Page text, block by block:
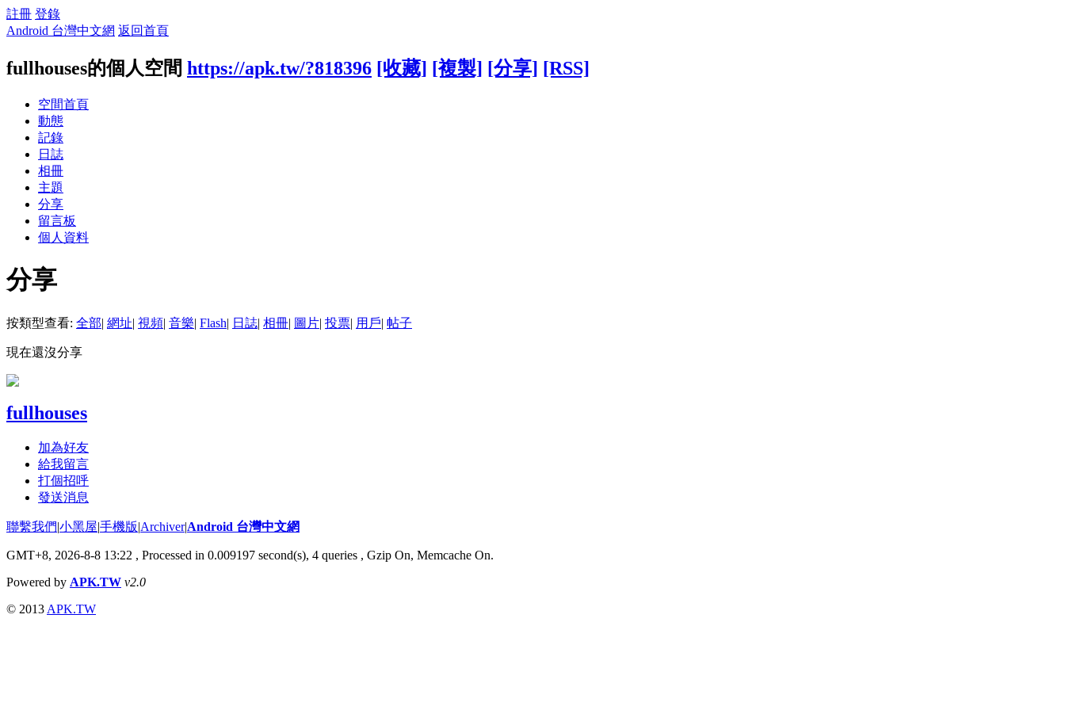
註冊 登錄
Android 台灣中文網 返回首頁
fullhouses的個人空間 https://apk.tw/?818396 [收藏] [複製] [分享] [RSS]
空間首頁
動態
記錄
日誌
相冊
主題
分享
留言板
個人資料
分享
按類型查看: 全部| 網址| 視頻| 音樂| Flash| 日誌| 相冊| 圖片| 投票| 用戶| 帖子
現在還沒分享
fullhouses
加為好友
給我留言
打個招呼
發送消息
聯繫我們|小黑屋|手機版|Archiver|Android 台灣中文網
GMT+8, 2026-8-8 13:22 , Processed in 0.009197 second(s), 4 queries , Gzip On, Memcache On.
Powered by APK.TW v2.0
© 2013 APK.TW